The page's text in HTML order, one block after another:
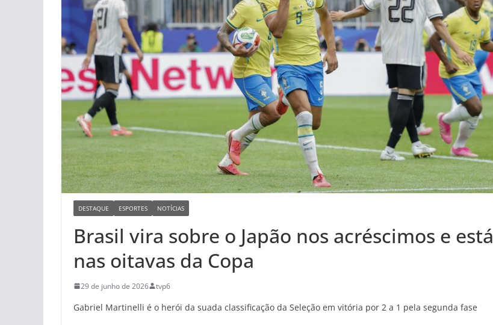
DESTAQUE ESPORTES NOTÍCIAS
Brasil vira sobre o Japão nos acréscimos e está
nas oitavas da Copa
29 de junho de 2026 tvp6
Gabriel Martinelli é o herói da suada classificação da Seleção em vitória por 2 a 1 pela segunda fase